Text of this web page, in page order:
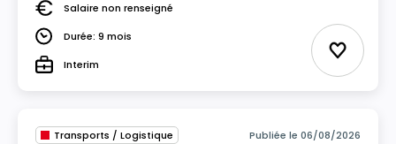
SalaireSalaire non renseigné
DuréeDurée: 9 mois
TypeInterim Ajouter
Transports / Logistique Publiée le 06/08/2026